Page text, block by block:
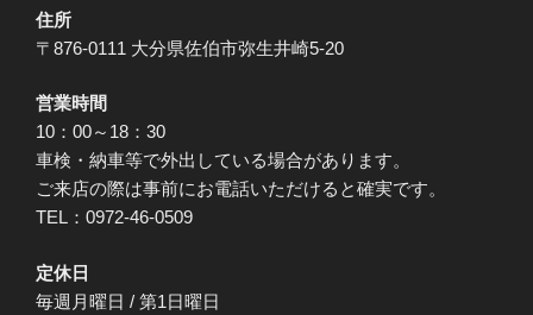
住所
〒876-0111 大分県佐伯市弥生井崎5-20
営業時間
10：00～18：30
車検・納車等で外出している場合があります。
ご来店の際は事前にお電話いただけると確実です。
TEL：0972-46-0509
定休日
毎週月曜日 / 第1日曜日